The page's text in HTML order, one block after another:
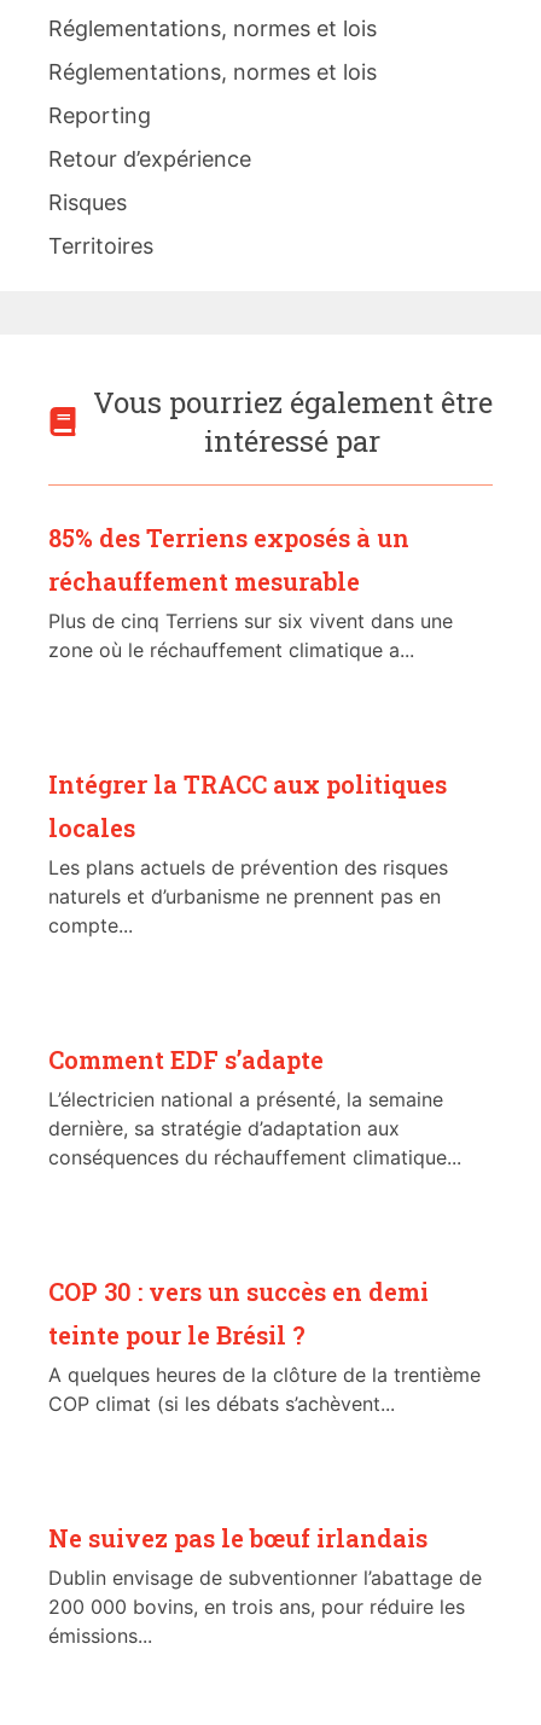
Réglementations, normes et lois
Réglementations, normes et lois
Reporting
Retour d’expérience
Risques
Territoires
Vous pourriez également être
intéressé par
85% des Terriens exposés à un
réchauffement mesurable
Plus de cinq Terriens sur six vivent dans une
zone où le réchauffement climatique a...
Intégrer la TRACC aux politiques
locales
Les plans actuels de prévention des risques
naturels et d’urbanisme ne prennent pas en
compte...
Comment EDF s’adapte
L’électricien national a présenté, la semaine
dernière, sa stratégie d’adaptation aux
conséquences du réchauffement climatique...
COP 30 : vers un succès en demi
teinte pour le Brésil ?
A quelques heures de la clôture de la trentième
COP climat (si les débats s’achèvent...
Ne suivez pas le bœuf irlandais
Dublin envisage de subventionner l’abattage de
200 000 bovins, en trois ans, pour réduire les
émissions...